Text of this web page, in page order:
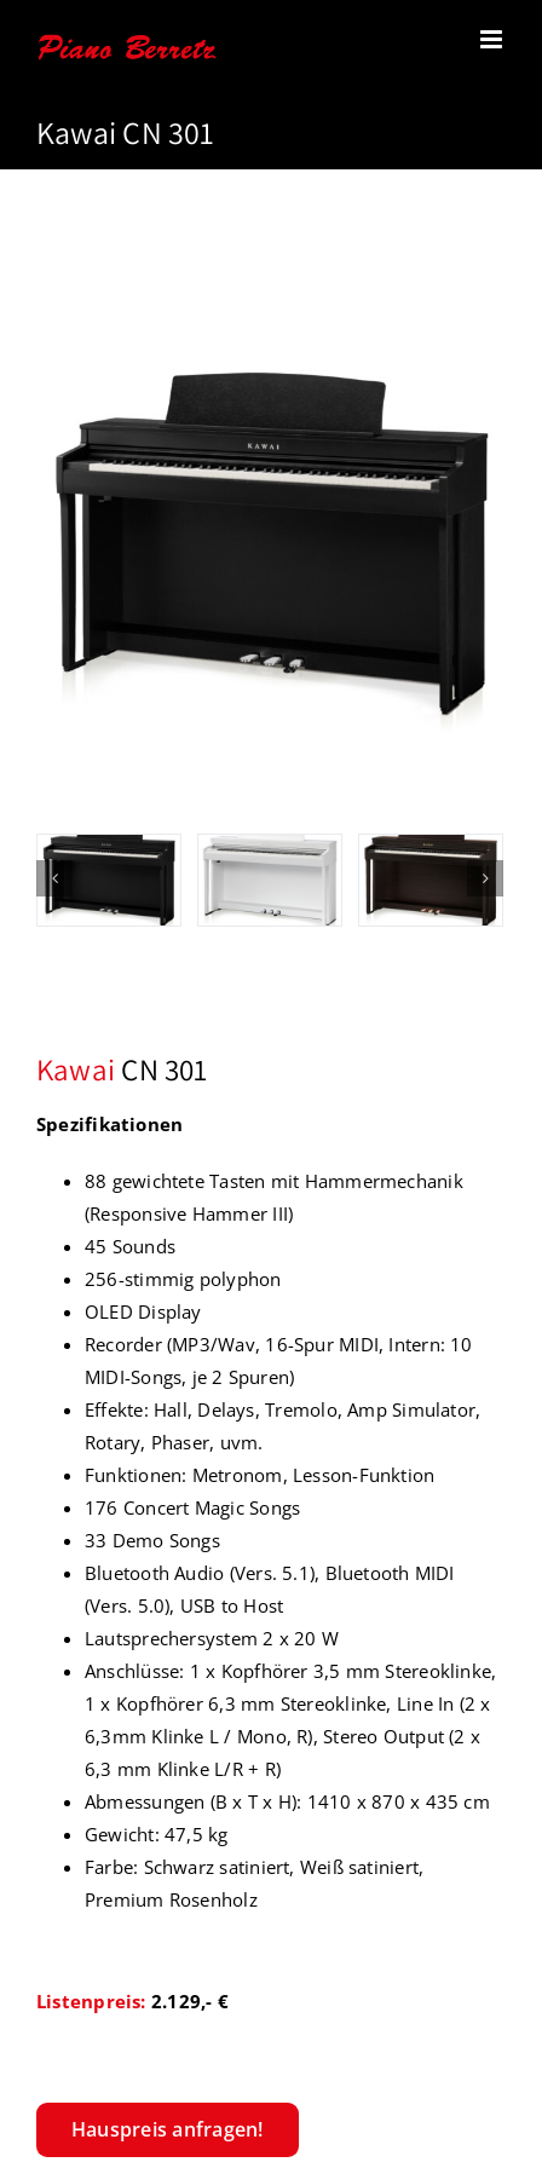
Inhalt
Kawai CN 301
Kawai CN 301
Spezifikationen
88 gewichtete Tasten mit Hammermechanik
(Responsive Hammer III)
45 Sounds
256-stimmig polyphon
OLED Display
Recorder (MP3/Wav, 16-Spur MIDI, Intern: 10
MIDI-Songs, je 2 Spuren)
Effekte: Hall, Delays, Tremolo, Amp Simulator,
Rotary, Phaser, uvm.
Funktionen: Metronom, Lesson-Funktion
176 Concert Magic Songs
33 Demo Songs
Bluetooth Audio (Vers. 5.1), Bluetooth MIDI
(Vers. 5.0), USB to Host
Lautsprechersystem 2 x 20 W
Anschlüsse: 1 x Kopfhörer 3,5 mm Stereoklinke,
1 x Kopfhörer 6,3 mm Stereoklinke, Line In (2 x
6,3mm Klinke L / Mono, R), Stereo Output (2 x
6,3 mm Klinke L/R + R)
Abmessungen (B x T x H): 1410 x 870 x 435 cm
Gewicht: 47,5 kg
Farbe: Schwarz satiniert, Weiß satiniert,
Premium Rosenholz
Listenpreis: 2.129,- €
Hauspreis anfragen!